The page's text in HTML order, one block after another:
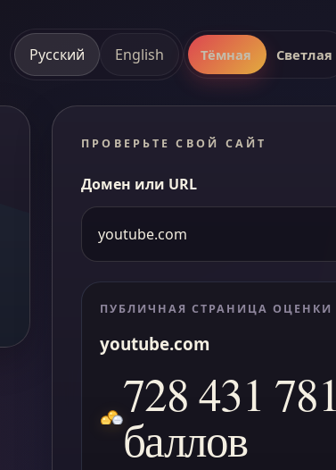
Русский English Тёмная Светлая
ПРОВЕРЬТЕ СВОЙ САЙТ
Домен или URL
ПУБЛИЧНАЯ СТРАНИЦА ОЦЕНКИ
youtube.com
728 431
баллов